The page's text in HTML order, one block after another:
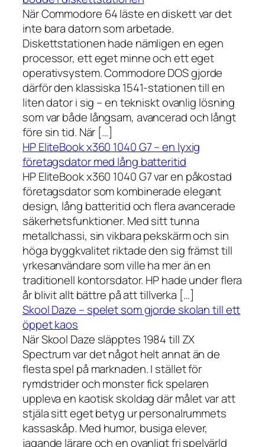
När Commodore 64 läste en diskett var det
inte bara datorn som arbetade.
Diskettstationen hade nämligen en egen
processor, ett eget minne och ett eget
operativsystem. Commodore DOS gjorde
därför den klassiska 1541-stationen till en
liten dator i sig – en tekniskt ovanlig lösning
som var både långsam, avancerad och långt
före sin tid. När […]
HP EliteBook x360 1040 G7 – en lyxig
företagsdator med lång batteritid
HP EliteBook x360 1040 G7 var en påkostad
företagsdator som kombinerade elegant
design, lång batteritid och flera avancerade
säkerhetsfunktioner. Med sitt tunna
metallchassi, sin vikbara pekskärm och sin
höga byggkvalitet riktade den sig främst till
yrkesanvändare som ville ha mer än en
traditionell kontorsdator. HP hade under flera
år blivit allt bättre på att tillverka […]
Skool Daze – spelet som gjorde skolan till ett
öppet kaos
När Skool Daze släpptes 1984 till ZX
Spectrum var det något helt annat än de
flesta spel på marknaden. I stället för
rymdstrider och monster fick spelaren
uppleva en kaotisk skoldag där målet var att
stjäla sitt eget betyg ur personalrummets
kassaskåp. Med humor, busiga elever,
jagande lärare och en ovanligt fri spelvärld